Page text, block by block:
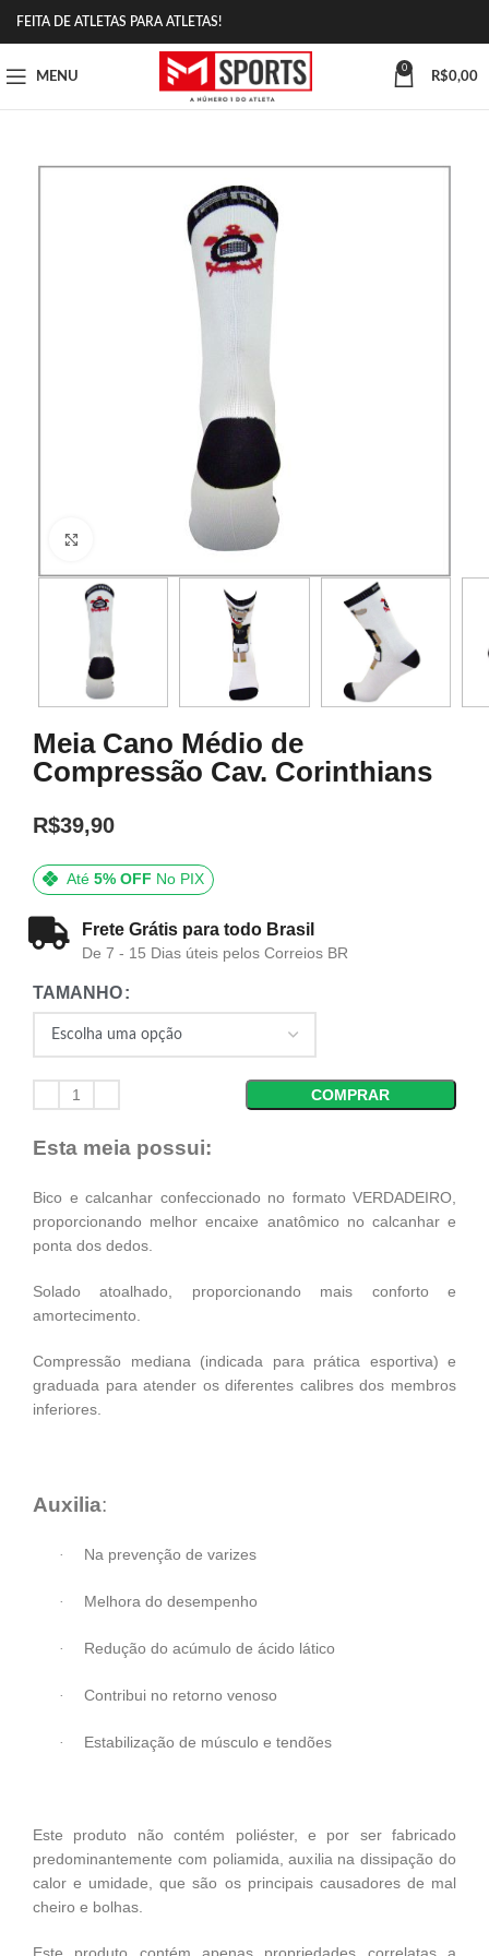
FEITA DE ATLETAS PARA ATLETAS!
MENU
0
R$0,00
Meia Cano Médio de
Compressão Cav. Corinthians
R$39,90
Até 5% OFF No PIX
Frete Grátis para todo Brasil
De 7 - 15 Dias úteis pelos Correios BR
TAMANHO
COMPRAR
Esta meia possui:
Bico e calcanhar confeccionado no formato VERDADEIRO,
proporcionando melhor encaixe anatômico no calcanhar e
ponta dos dedos.
Solado atoalhado, proporcionando mais conforto e
amortecimento.
Compressão mediana (indicada para prática esportiva) e
graduada para atender os diferentes calibres dos membros
inferiores.
Auxilia:
· Na prevenção de varizes
· Melhora do desempenho
· Redução do acúmulo de ácido lático
· Contribui no retorno venoso
· Estabilização de músculo e tendões
Este produto não contém poliéster, e por ser fabricado
predominantemente com poliamida, auxilia na dissipação do
calor e umidade, que são os principais causadores de mal
cheiro e bolhas.